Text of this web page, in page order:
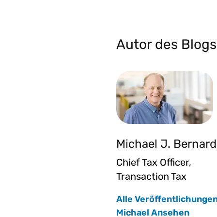
Autor des Blogs
Michael J. Bernard
Chief Tax Officer,
Transaction Tax
Alle
Michael Ansehen